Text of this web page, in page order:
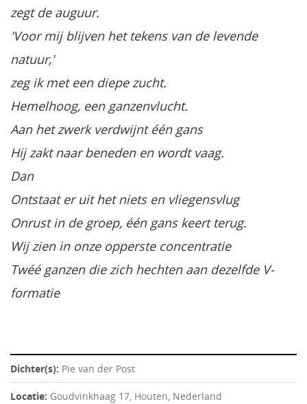
zegt de auguur.
'Voor mij blijven het tekens van de levende
natuur,'
zeg ik met een diepe zucht.
Hemelhoog, een ganzenvlucht.
Aan het zwerk verdwijnt één gans
Hij zakt naar beneden en wordt vaag.
Dan
Ontstaat er uit het niets en vliegensvlug
Onrust in de groep, één gans keert terug.
Wij zien in onze opperste concentratie
Twéé ganzen die zich hechten aan dezelfde V-
formatie
Dichter(s): Pie van der Post
Locatie: Goudvinkhaag 17, Houten, Nederland